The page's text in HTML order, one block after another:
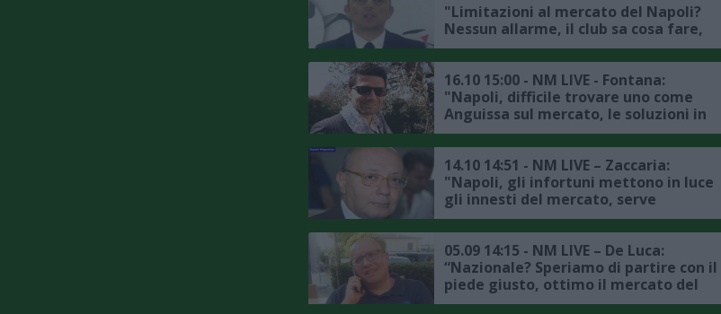
"Limitazioni al mercato del Napoli?
Nessun allarme, il club sa cosa fare,
Hojlund e Neres sono in grande
crescita, Insigne alla Lazio? Le
probabilità sono molto alte"
16.10 15:00 - NM LIVE - Fontana:
"Napoli, difficile trovare uno come
Anguissa sul mercato, le soluzioni in
casa ci sono, Lang? Diamogli tempo"
14.10 14:51 - NM LIVE – Zaccaria:
"Napoli, gli infortuni mettono in luce
gli innesti del mercato, serve
concentrazione col Torino, mi aspetto
un pò di turnover"
05.09 14:15 - NM LIVE – De Luca:
“Nazionale? Speriamo di partire con il
piede giusto, ottimo il mercato del
Napoli, De Bruyne e Lucca? Piano con